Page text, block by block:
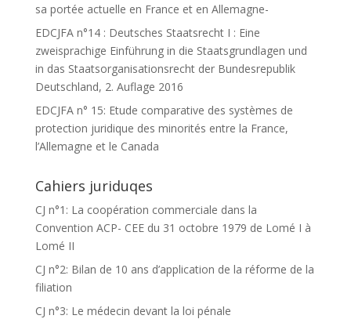
sa portée actuelle en France et en Allemagne-
EDCJFA n°14 : Deutsches Staatsrecht I : Eine
zweisprachige Einführung in die Staatsgrundlagen und
in das Staatsorganisationsrecht der Bundesrepublik
Deutschland, 2. Auflage 2016
EDCJFA n° 15: Etude comparative des systèmes de
protection juridique des minorités entre la France,
l’Allemagne et le Canada
Cahiers juriduqes
CJ n°1: La coopération commerciale dans la
Convention ACP- CEE du 31 octobre 1979 de Lomé I à
Lomé II
CJ n°2: Bilan de 10 ans d’application de la réforme de la
filiation
CJ n°3: Le médecin devant la loi pénale